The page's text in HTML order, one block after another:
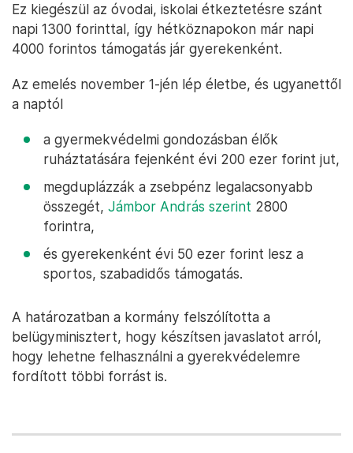
Ez kiegészül az óvodai, iskolai étkeztetésre szánt
napi 1300 forinttal, így hétköznapokon már napi
4000 forintos támogatás jár gyerekenként.
Az emelés november 1-jén lép életbe, és ugyanettől
a naptól
a gyermekvédelmi gondozásban élők
ruháztatására fejenként évi 200 ezer forint jut,
megduplázzák a zsebpénz legalacsonyabb
összegét, Jámbor András szerint 2800
forintra,
és gyerekenként évi 50 ezer forint lesz a
sportos, szabadidős támogatás.
A határozatban a kormány felszólította a
belügyminisztert, hogy készítsen javaslatot arról,
hogy lehetne felhasználni a gyerekvédelemre
fordított többi forrást is.